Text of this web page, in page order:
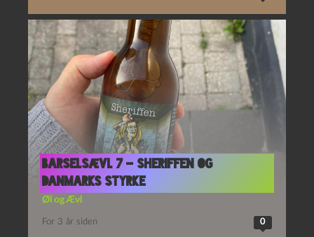
Barselsævl 7 – Sheriffen og
Danmarks styrke
Øl og Ævl
For 3 år siden 0